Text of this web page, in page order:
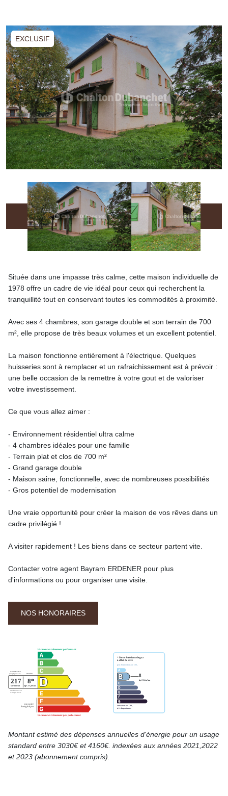
EXCLUSIF
Située dans une impasse très calme, cette maison individuelle de
1978 offre un cadre de vie idéal pour ceux qui recherchent la
tranquillité tout en conservant toutes les commodités à proximité.
Avec ses 4 chambres, son garage double et son terrain de 700
m², elle propose de très beaux volumes et un excellent potentiel.
La maison fonctionne entièrement à l'électrique. Quelques
huisseries sont à remplacer et un rafraichissement est à prévoir :
une belle occasion de la remettre à votre gout et de valoriser
votre investissement.
Ce que vous allez aimer :
- Environnement résidentiel ultra calme
- 4 chambres idéales pour une famille
- Terrain plat et clos de 700 m²
- Grand garage double
- Maison saine, fonctionnelle, avec de nombreuses possibilités
- Gros potentiel de modernisation
Une vraie opportunité pour créer la maison de vos rêves dans un
cadre privilégié !
A visiter rapidement ! Les biens dans ce secteur partent vite.
Contacter votre agent Bayram ERDENER pour plus
d'informations ou pour organiser une visite.
NOS HONORAIRES
Montant estimé des dépenses annuelles d'énergie pour un usage
standard entre 3030€ et 4160€. indexées aux années 2021,2022
et 2023 (abonnement compris).